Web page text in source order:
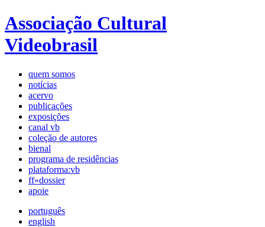
Associação Cultural
Videobrasil
quem somos
notícias
acervo
publicações
exposições
canal vb
coleção de autores
bienal
programa de residências
plataforma:vb
ff»dossier
apoie
português
english